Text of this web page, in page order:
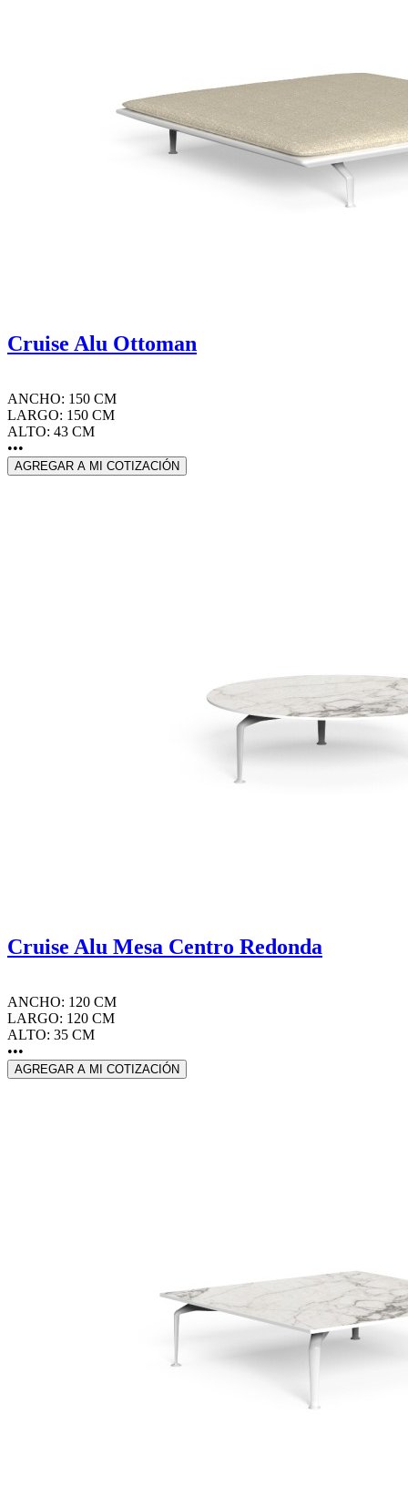
Cruise Alu Ottoman
ANCHO: 150 CM
LARGO: 150 CM
ALTO: 43 CM
•••
AGREGAR A MI COTIZACIÓN
Cruise Alu Mesa Centro Redonda
ANCHO: 120 CM
LARGO: 120 CM
ALTO: 35 CM
•••
AGREGAR A MI COTIZACIÓN